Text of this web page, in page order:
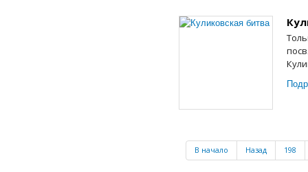
В начало Назад 198